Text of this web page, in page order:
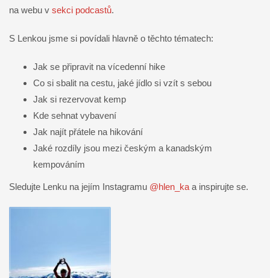
na webu v sekci podcastů.
S Lenkou jsme si povídali hlavně o těchto tématech:
Jak se připravit na vícedenní hike
Co si sbalit na cestu, jaké jídlo si vzít s sebou
Jak si rezervovat kemp
Kde sehnat vybavení
Jak najít přátele na hikování
Jaké rozdíly jsou mezi českým a kanadským
kempováním
Sledujte Lenku na jejím Instagramu @hlen_ka a inspirujte se.